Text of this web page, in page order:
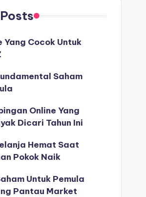
Yang Cocok Untuk
Saham
Online Yang
Dicari Tahun Ini
Hemat Saat
Pokok Naik
Untuk Pemula
Pantau Market